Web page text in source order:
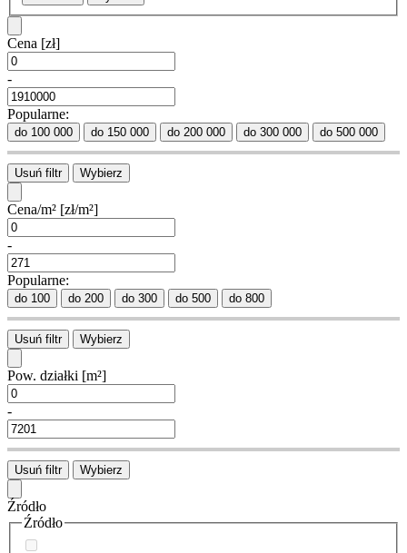
Cena [zł]
-
Popularne:
do 100 000 do 150 000 do 200 000 do 300 000 do 500 000
Usuń filtr Wybierz
Cena/m² [zł/m²]
-
Popularne:
do 100 do 200 do 300 do 500 do 800
Usuń filtr Wybierz
Pow. działki [m²]
-
Usuń filtr Wybierz
Źródło
Źródło